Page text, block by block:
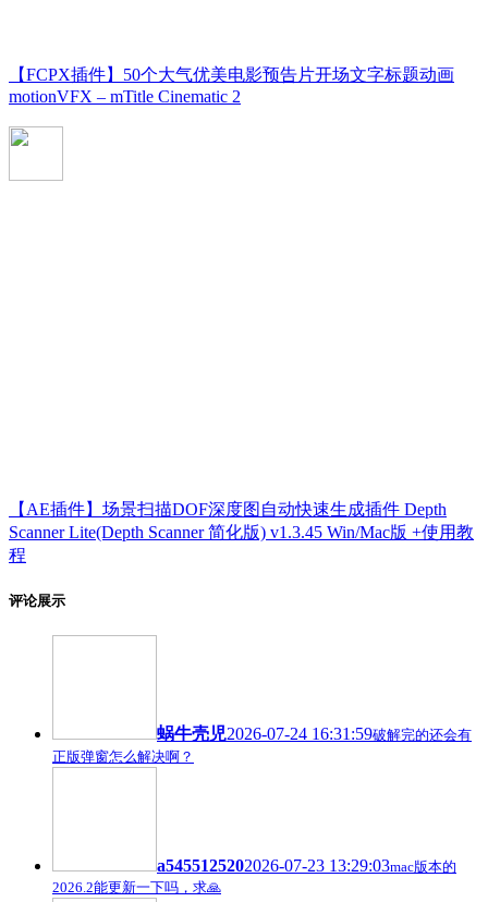
【FCPX插件】50个大气优美电影预告片开场文字标题动画
motionVFX – mTitle Cinematic 2
【AE插件】场景扫描DOF深度图自动快速生成插件 Depth
Scanner Lite(Depth Scanner 简化版) v1.3.45 Win/Mac版 +使用教
程
评论展示
蜗牛壳児2026-07-24 16:31:59破解完的还会有
正版弹窗怎么解决啊？
a5455125202026-07-23 13:29:03mac版本的
2026.2能更新一下吗，求🙏